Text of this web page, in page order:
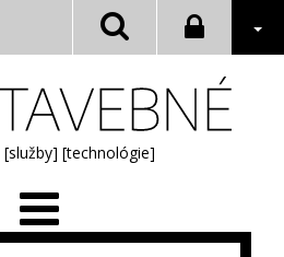
[služby] [technológie]